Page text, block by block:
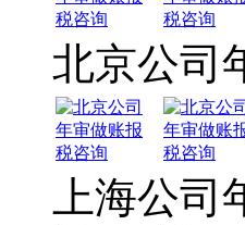
北京公司
上海公